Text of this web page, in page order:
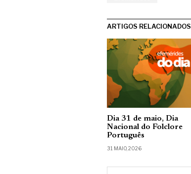
ARTIGOS RELACIONADOS
Dia 31 de maio, Dia
Nacional do Folclore
Português
31 MAIO, 2026